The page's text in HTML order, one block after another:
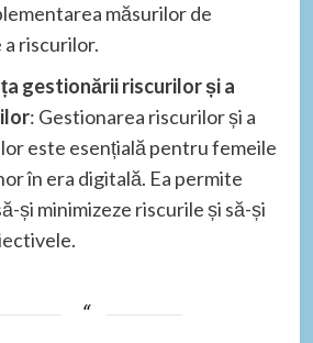
măsurilor de
riscurilor.
gestionării riscurilor și a
: Gestionarea riscurilor și a
este esențială pentru femeile
în era digitală. Ea permite
și minimizeze riscurile și să-și